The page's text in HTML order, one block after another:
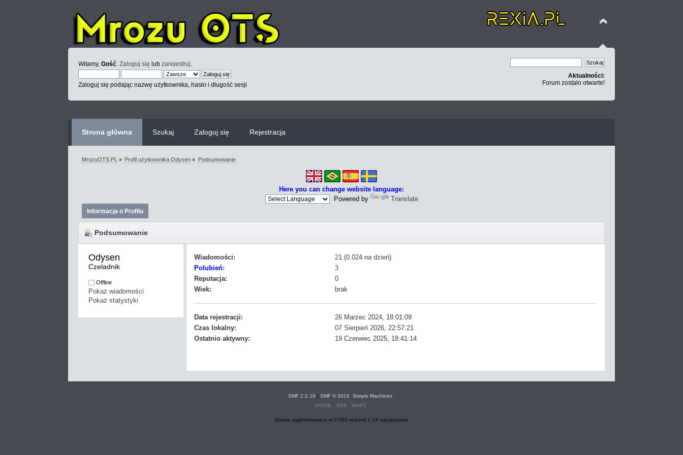
Witamy,Gość .Zaloguj się lubzarejestruj
Zaloguj się podając nazwę użytkownika, hasło i długość sesji
Aktualności:
Forum zostało otwarte!
Strona główna Szukaj Zaloguj się Rejestracja
MrozuOTS.PL » Profil użytkownika Odysen » Podsumowanie
Here you can change website language:
Powered by
Translate
Informacja o Profilu
Podsumowanie
Odysen
Czeladnik
Offline
Pokaż wiadomości
Pokaż statystyki
Wiadomości:
21 (0.024 na dzień)
Polubień:
3
Reputacja:
0
Wiek:
brak
Data rejestracji:
26 Marzec 2024, 18:01:09
Czas lokalny:
07 Sierpień 2026, 22:57:21
Ostatnio aktywny:
19 Czerwiec 2025, 18:41:14
SMF 2.0.19 | SMF © 2016
Simple Machines
XHTML
RSS WAP2
Strona wygenerowana w 0.063 sekund z 13 zapytaniami.